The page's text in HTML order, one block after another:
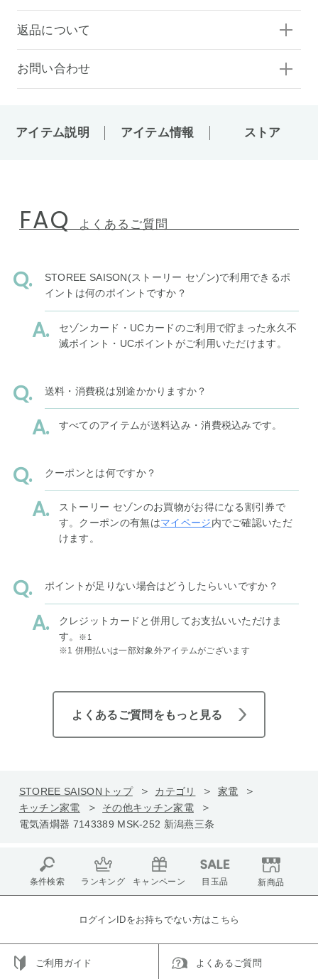
返品について
お問い合わせ
アイテム説明 アイテム情報 ストア
FAQ よくあるご質問
STOREE SAISON(ストーリー セゾン)で利用できるポ
イントは何のポイントですか？
セゾンカード・UCカードのご利用で貯まった永久不
滅ポイント・UCポイントがご利用いただけます。
送料・消費税は別途かかりますか？
すべてのアイテムが送料込み・消費税込みです。
クーポンとは何ですか？
ストーリー セゾンのお買物がお得になる割引券で
す。クーポンの有無はマイページ内でご確認いただ
けます。
ポイントが足りない場合はどうしたらいいですか？
クレジットカードと併用してお支払いいただけま
す。
※1
※1 併用払いは一部対象外アイテムがございます
よくあるご質問をもっと見る
STOREE SAISONトップ カテゴリ
家電
キッチン家電
その他キッチン家電
電気酒燗器 7143389 MSK-252 新潟燕三条
条件検索 ランキング キャンペーン 目玉品 新商品
ログインIDをお持ちでない方はこちら
ご利用ガイド よくあるご質問